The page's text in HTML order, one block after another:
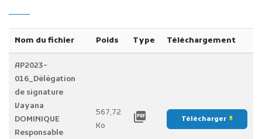
Nom du fichier Poids Type Téléchargement
AP2023-
016_Délégation
de signature
Vayana
DOMINIQUE
Responsable
567,72
Ko
picture_as_pdf Télécharger file_download